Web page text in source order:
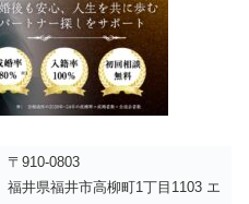
〒910-0803
福井県福井市高柳町1丁目1103 エ